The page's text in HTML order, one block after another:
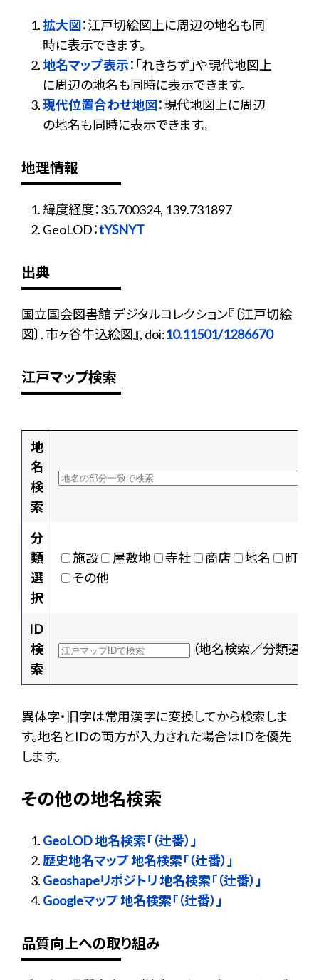
拡大図：江戸切絵図上に周辺の地名も同
時に表示できます。
地名マップ表示：「れきちず」や現代地図上
に周辺の地名も同時に表示できます。
現代位置合わせ地図：現代地図上に周辺
の地名も同時に表示できます。
地理情報
緯度経度：35.700324, 139.731897
GeoLOD：tYSNYT
出典
国立国会図書館 デジタルコレクション『〔江戸切絵
図〕. 市ヶ谷牛込絵図』, doi:10.11501/1286670
江戸マップ検索
地
名
検
索
分
類
選
択
施設 屋敷地 寺社 商店 地名
町村
その他
ID
検
索
（地名検索／分類選択
異体字・旧字は常用漢字に変換してから検索しま
す。地名とIDの両方が入力された場合はIDを優先
します。
その他の地名検索
GeoLOD 地名検索「（辻番）」
歴史地名マップ 地名検索「（辻番）」
Geoshapeリポジトリ 地名検索「（辻番）」
Googleマップ 地名検索「（辻番）」
品質向上への取り組み